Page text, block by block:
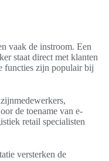
vaak de instroom. Een
staat direct met klanten
functies zijn populair bij
de toename van e-
retail specialisten
versterken de